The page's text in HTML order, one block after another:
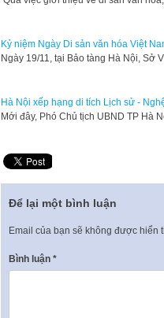
Kỷ niệm Ngày Di sản văn hóa Việt
​Ngày 19/11, tại Bảo tàng Hà Nội, Sở
Hà Nội xếp hạng di tích Lịch sử -
Mới đây, Phó Chủ tịch UBND TP Hà
Để lại một bình luận
Email của bạn sẽ không được hiển
Bình luận *